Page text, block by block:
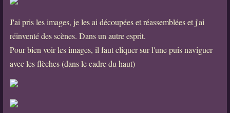
J'ai pris les images, je les ai découpées et réassemblées et j'ai
réinventé des scènes. Dans un autre esprit.
Pour bien voir les images, il faut cliquer sur l'une puis naviguer
avec les flèches (dans le cadre du haut)